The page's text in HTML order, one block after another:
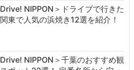
Drive! NIPPON＞ドライブで行きた
東で人気の浜焼き12選を紹介！
Drive! NIPPON＞千葉のおすすめ観